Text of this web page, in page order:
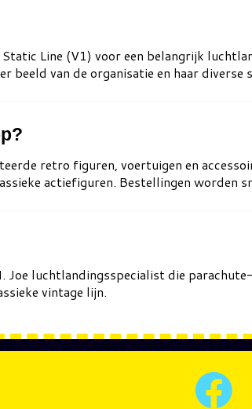
Line (V1) voor een belangrijk
beeld van de organisatie en haar diverse
retro figuren, voertuigen en
actiefiguren. Bestellingen worden
Joe luchtlandingsspecialist die
vintage lijn.